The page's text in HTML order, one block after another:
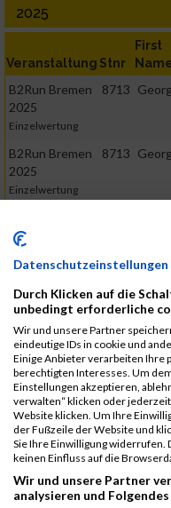
2025
Veranstaltung Stnr
First
B2Run Bremen
2025
Einzelwertung
8713
B2Run Bremen
2025
Einzelwertung
8713
B2Run Bremen
Teamwertung
männlich
B2Run Bremen
2025
Teamwertung
mixed
8713
Legende:
GPos = Geschlechter
Team Position, DNS = Did
Disqualifiziert
Datenschutzeinstellungen
Durch Klicken auf die
unbedingt erforderliche
Wir und unsere Partner
eindeutige IDs in cookie und
Einige Anbieter verarbeiten Ihre
berechtigten Interesses. Um
Einstellungen akzeptieren,
verwalten“ klicken oder
Website klicken. Um Ihre
der Fußzeile der Website und
Sie Ihre Einwilligung
keinen Einfluss auf die
Wir und unsere Partner
analysieren und